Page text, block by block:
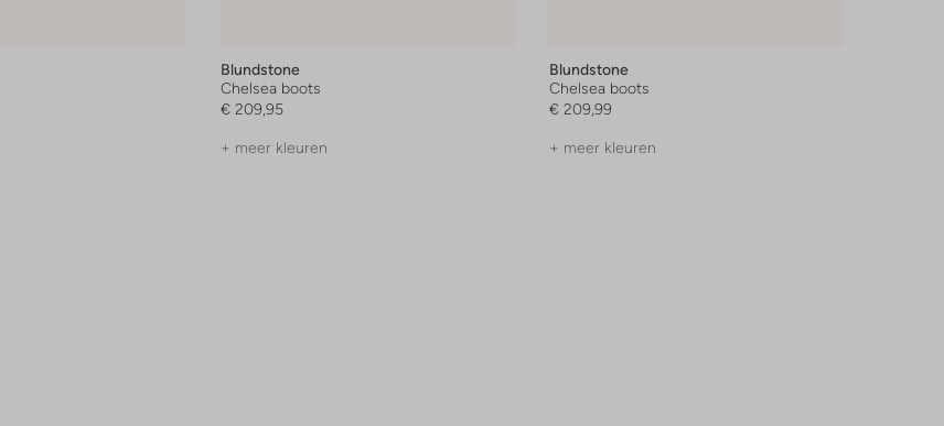
Blundstone
Chelsea boots
€ 209,95
+ meer kleuren
Blundstone
Chelsea boots
€ 209,99
+ meer kleuren